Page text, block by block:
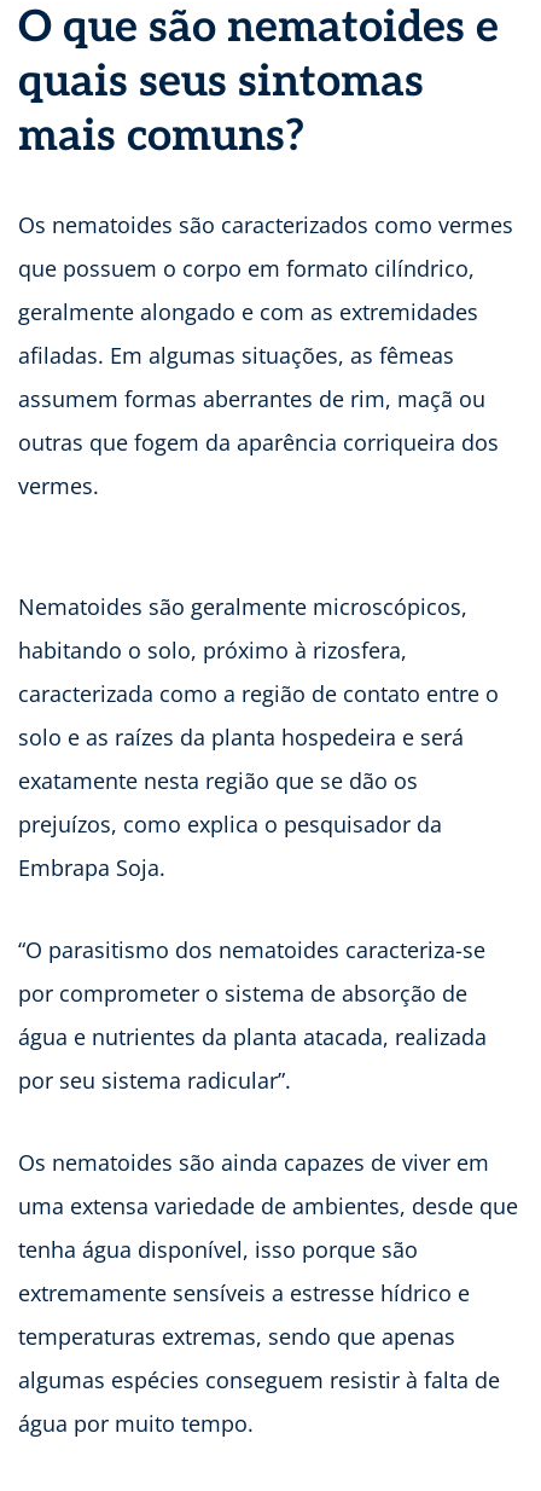
O que são nematoides e
quais seus sintomas
mais comuns?
Os nematoides são caracterizados como vermes
que possuem o corpo em formato cilíndrico,
geralmente alongado e com as extremidades
afiladas. Em algumas situações, as fêmeas
assumem formas aberrantes de rim, maçã ou
outras que fogem da aparência corriqueira dos
vermes.
Nematoides são geralmente microscópicos,
habitando o solo, próximo à rizosfera,
caracterizada como a região de contato entre o
solo e as raízes da planta hospedeira e será
exatamente nesta região que se dão os
prejuízos, como explica o pesquisador da
Embrapa Soja.
“O parasitismo dos nematoides caracteriza-se
por comprometer o sistema de absorção de
água e nutrientes da planta atacada, realizada
por seu sistema radicular”.
Os nematoides são ainda capazes de viver em
uma extensa variedade de ambientes, desde que
tenha água disponível, isso porque são
extremamente sensíveis a estresse hídrico e
temperaturas extremas, sendo que apenas
algumas espécies conseguem resistir à falta de
água por muito tempo.